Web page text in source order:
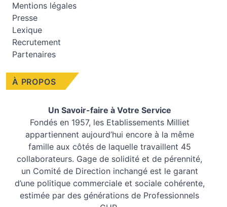
À PROPOS
Un Savoir-faire à Votre Service
Fondés en 1957, les Etablissements Milliet
appartiennent aujourd’hui encore à la même
famille aux côtés de laquelle travaillent 45
collaborateurs. Gage de solidité et de pérennité,
un Comité de Direction inchangé est le garant
d’une politique commerciale et sociale cohérente,
estimée par des générations de Professionnels
Mentions légales
Presse
Lexique
Recrutement
Partenaires